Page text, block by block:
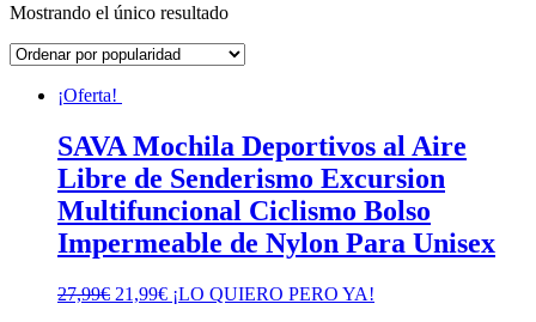
Mostrando el único resultado
¡Oferta!
SAVA Mochila Deportivos al Aire
Libre de Senderismo Excursion
Multifuncional Ciclismo Bolso
Impermeable de Nylon Para Unisex
27,99€ El
21,99€El¡LO QUIERO PERO YA!